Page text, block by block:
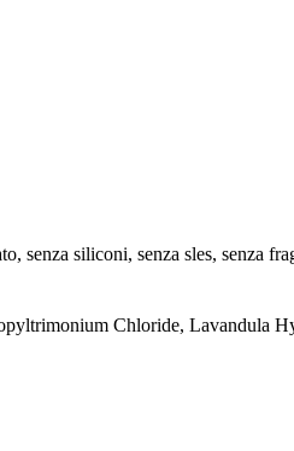
senza siliconi, senza sles, senza
Chloride, Lavandula